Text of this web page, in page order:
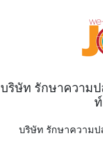
บริษัท รักษาความ
บริษัท รักษาความป